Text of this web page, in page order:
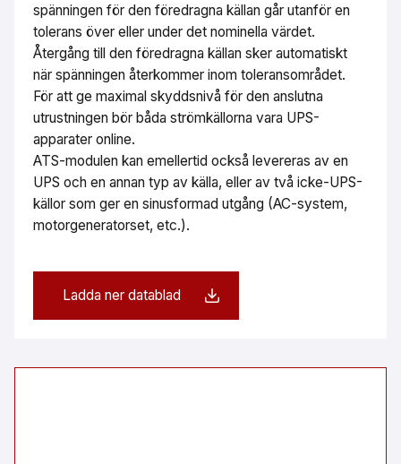
spänningen för den föredragna källan går utanför en
tolerans över eller under det nominella värdet.
Återgång till den föredragna källan sker automatiskt
när spänningen återkommer inom toleransområdet.
För att ge maximal skyddsnivå för den anslutna
utrustningen bör båda strömkällorna vara UPS-
apparater online.
ATS-modulen kan emellertid också levereras av en
UPS och en annan typ av källa, eller av två icke-UPS-
källor som ger en sinusformad utgång (AC-system,
motorgeneratorset, etc.).
Ladda ner datablad